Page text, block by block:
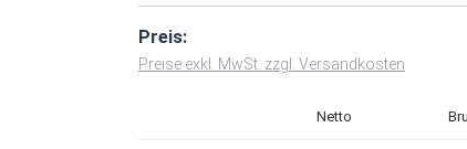
Preis:
Preise exkl. MwSt. zzgl. Versandkosten
Netto